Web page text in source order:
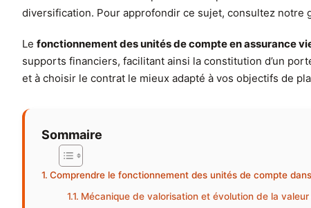
diversification. Pour approfondir ce sujet, consultez notre
Le fonctionnement des unités de compte en assurance
supports financiers, facilitant ainsi la constitution d’un
et à choisir le contrat le mieux adapté à vos objectifs de
Sommaire
Comprendre le fonctionnement des unités de compte
Mécanique de valorisation et évolution de la